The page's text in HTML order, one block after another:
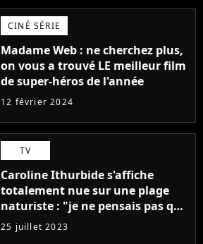
CINÉ SÉRIE
Madame Web : ne cherchez plus,
on vous a trouvé LE meilleur film
de super-héros de l'année
12 février 2024
TV
Caroline Ithurbide s'affiche
totalement nue sur une plage
naturiste : "je ne pensais pas que
j'arriverais à le faire..."
25 juillet 2023